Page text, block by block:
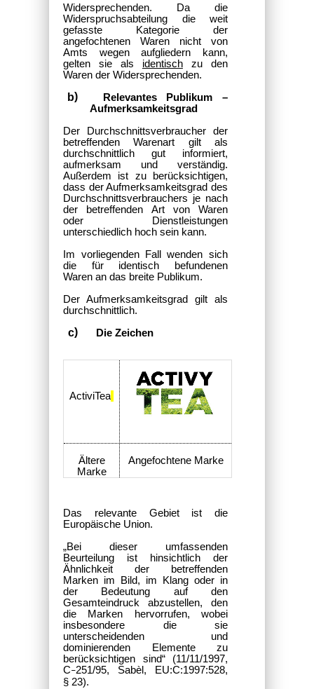
Widersprechenden. Da die
Widerspruchsabteilung die weit
gefasste Kategorie der
angefochtenen Waren nicht von
Amts wegen aufgliedern kann,
gelten sie als identischzu den
Waren der Widersprechenden.
Relevantes Publikum –
Aufmerksamkeitsgrad
Der Durchschnittsverbraucher der
betreffenden Warenart gilt als
durchschnittlich gut informiert,
aufmerksam und verständig.
Außerdem ist zu berücksichtigen,
dass der Aufmerksamkeitsgrad des
Durchschnittsverbrauchers je nach
der betreffenden Art von Waren
oder Dienstleistungen
unterschiedlich hoch sein kann.
Im vorliegenden Fall wenden sich
die für identisch befundenen
Waren an das breite Publikum.
Der Aufmerksamkeitsgrad gilt als
durchschnittlich.
Die Zeichen
ActiviTea
Ältere
Marke
Angefochtene Marke
Das relevante Gebiet ist
die
Europäische Union.
„Bei dieser umfassenden
Beurteilung ist hinsichtlich der
Ähnlichkeit der betreffenden
Marken im Bild, im Klang oder in
der Bedeutung auf den
Gesamteindruck abzustellen, den
die Marken hervorrufen, wobei
insbesondere die sie
unterscheidenden und
dominierenden Elemente zu
berücksichtigen sind“ (11/11/1997,
C–251/95, Sabèl, EU:C:1997:528,
§ 23).